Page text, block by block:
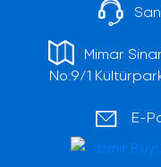
Mimar
No:9/1
E-